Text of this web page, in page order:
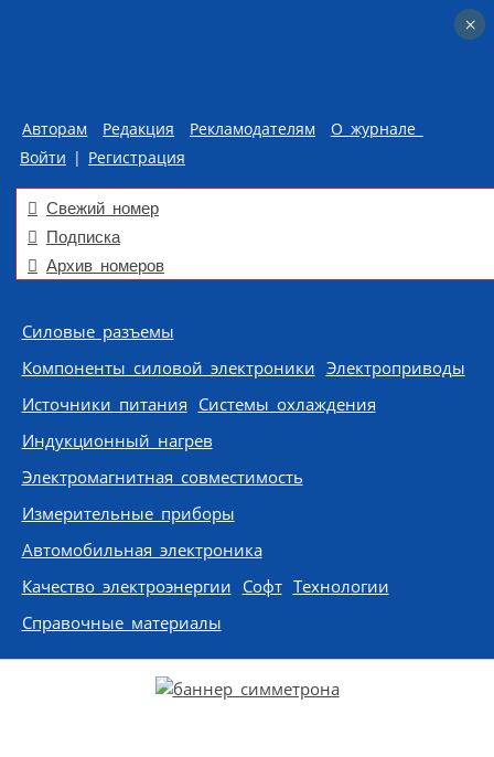
Авторам Редакция Рекламодателям
О журнале
Войти | Регистрация
Свежий номер
Подписка
Архив номеров
Skip to content
Силовые разъемы
Компоненты силовой электроники Электроприводы
Источники питания Системы охлаждения
Индукционный нагрев
Электромагнитная совместимость
Измерительные приборы
Автомобильная электроника
Качество электроэнергии Софт Технологии
Справочные материалы
×
×